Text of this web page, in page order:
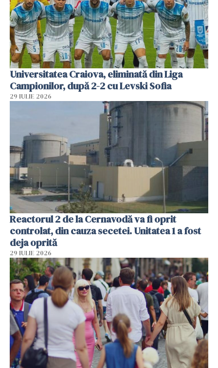
Universitatea Craiova, eliminată din Liga
Campionilor, după 2-2 cu Levski Sofia
29 IULIE 2026
Reactorul 2 de la Cernavodă va fi oprit
controlat, din cauza secetei. Unitatea 1 a fost
deja oprită
29 IULIE 2026